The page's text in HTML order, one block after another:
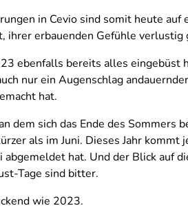
in Cevio sind somit heute auf
erbauenden Gefühle verlustig
ebenfalls bereits alles eingebüst
nur ein Augenschlag
hat.
dem sich das Ende des Sommers
als im Juni. Dieses Jahr kommt
hat. Und der Blick auf
Tage sind bitter.
wie 2023.